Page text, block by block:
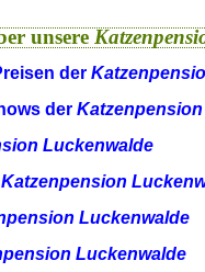
unsere
der
der
Luckenwalde
Katzenpension
Luckenwalde
Luckenwalde